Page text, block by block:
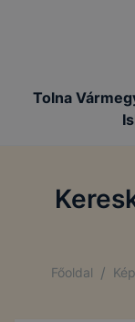
Tolna
Főoldal /